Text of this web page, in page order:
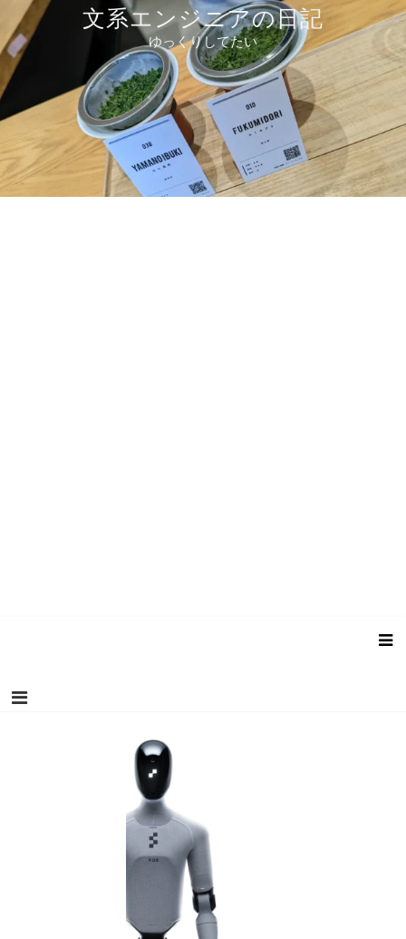
テ
ツ
へ
ス
ッ
プ
文系エンジニアの日記
ゆっくりしてたい